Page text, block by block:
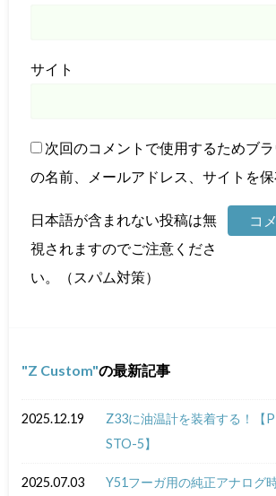
サイト
次回のコメントで使用するためブ
の名前、メールアドレス、サイトを保
日本語が含まれない投稿は無
視されますのでご注意くださ
い。（スパム対策）
Z Custom の最新記事
2025.12.19
Z33に油温計を装着する！【
STO-5】
2025.07.03 Y51フーガ用の純正アナログ